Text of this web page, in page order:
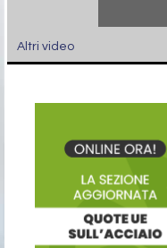
Altri video